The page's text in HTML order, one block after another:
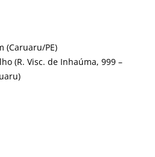
(Caruaru/PE)
(R. Visc. de Inhaúma, 999 –